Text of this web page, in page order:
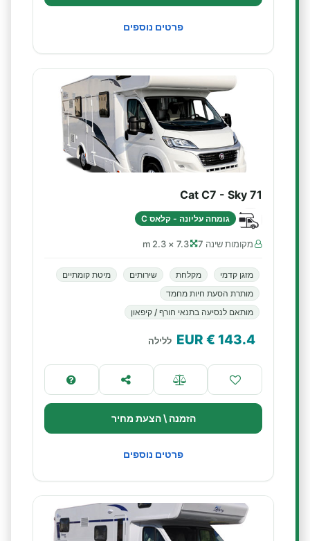
פרטים נוספים
Cat C7 - Sky 71
גומחה עליונה - קלאס C
מקומות שינה 7 7.3 × 2.3 m
מזגן קדמי מקלחת שירותים
מיטת קומתיים
מותרת הסעת חיות מחמד
מותאם לנסיעה בתנאי חורף / קיפאון
143.4
€ EUR ללילה
הזמנה \ הצעת מחיר
פרטים נוספים